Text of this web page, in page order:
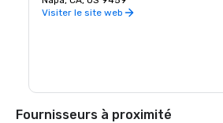
de collection provenant de la Napa Valley
Visiter le site web
Fournisseurs à proximité